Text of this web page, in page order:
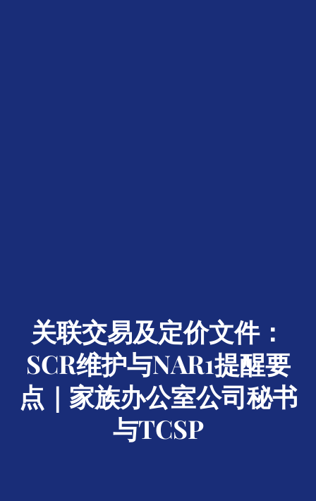
关联交易及定价文件：
SCR维护与NAR1提醒要
点｜家族办公室公司秘书
与TCSP